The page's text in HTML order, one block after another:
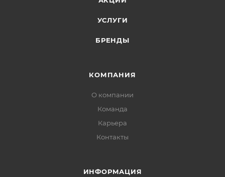
УСЛУГИ
БРЕНДЫ
КОМПАНИЯ
О компании
Команда
Карьера
Контакты
ИНФОРМАЦИЯ